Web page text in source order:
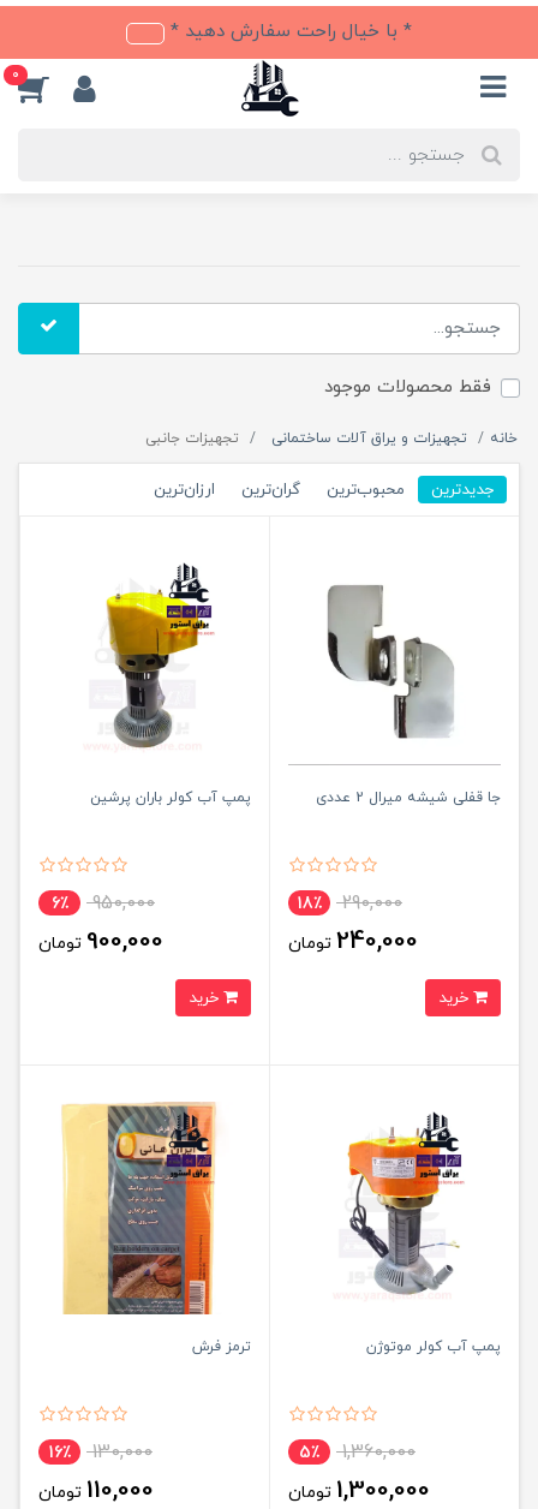
* با خیال راحت سفارش دهید *
0
فقط محصولات موجود
خانه تجهیزات و یراق آلات ساختمانی تجهیزات جانبی
جدیدترین محبوب‌ترین گران‌ترین ارزان‌ترین
جا قفلی شیشه میرال 2 عددی
290,000 18٪
240,000 تومان
پمپ آب کولر باران پرشین
950,000 6٪
900,000 تومان
پمپ آب کولر موتوژن
1,360,000 5٪
1,300,000 تومان
ترمز فرش
130,000 16٪
110,000 تومان